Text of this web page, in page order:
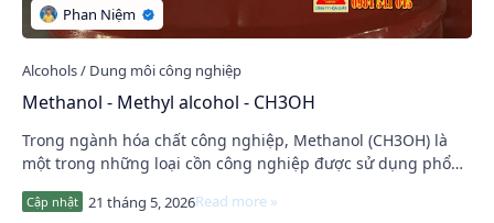
Methanol - Methyl alcohol - CH3OH
Trong ngành hóa chất công nghiệp, Methanol (CH3OH) là
một trong những loại cồn công nghiệp được sử dụng phổ
biến nhất hiện nay nhờ khả năng hòa tan …